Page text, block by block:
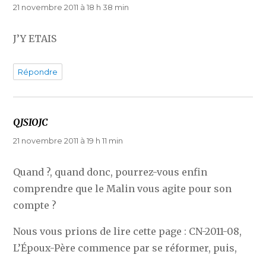
21 novembre 2011 à 18 h 38 min
J’Y ETAIS
Répondre
QJSIOJCdit :
21 novembre 2011 à 19 h 11 min
Quand ?, quand donc, pourrez-vous enfin
comprendre que le Malin vous agite pour son
compte ?
Nous vous prions de lire cette page : CN-2011-08,
L’Époux-Père commence par se réformer, puis,